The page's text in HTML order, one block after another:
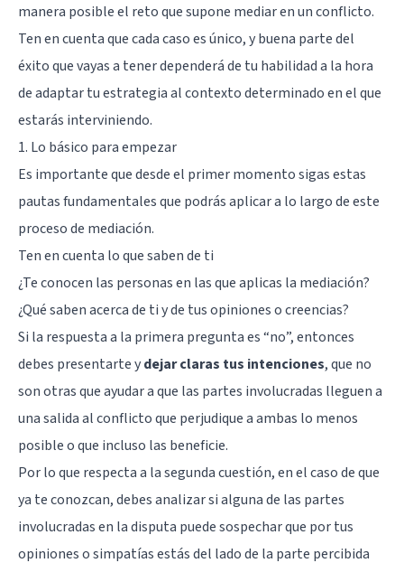
manera posible el reto que supone mediar en un conflicto.
Ten en cuenta que cada caso es único, y buena parte del
éxito que vayas a tener dependerá de tu habilidad a la hora
de adaptar tu estrategia al contexto determinado en el que
estarás interviniendo.
1. Lo básico para empezar
Es importante que desde el primer momento sigas estas
pautas fundamentales que podrás aplicar a lo largo de este
proceso de mediación.
Ten en cuenta lo que saben de ti
¿Te conocen las personas en las que aplicas la mediación?
¿Qué saben acerca de ti y de tus opiniones o creencias?
Si la respuesta a la primera pregunta es “no”, entonces
debes presentarte ydejar claras tus intenciones, que no
son otras que ayudar a que las partes involucradas lleguen a
una salida al conflicto que perjudique a ambas lo menos
posible o que incluso las beneficie.
Por lo que respecta a la segunda cuestión, en el caso de que
ya te conozcan, debes analizar si alguna de las partes
involucradas en la disputa puede sospechar que por tus
opiniones o simpatías estás del lado de la parte percibida